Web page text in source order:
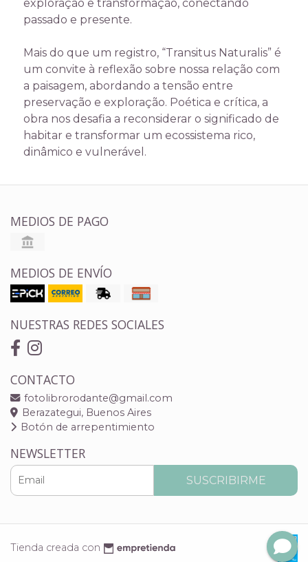
exploração e transformação, conectando
passado e presente.
Mais do que um registro, “Transitus Naturalis” é
um convite à reflexão sobre nossa relação com
a paisagem, abordando a tensão entre
preservação e exploração. Poética e crítica, a
obra nos desafia a reconsiderar o significado de
habitar e transformar um ecossistema rico,
dinâmico e vulnerável.
MEDIOS DE PAGO
MEDIOS DE ENVÍO
NUESTRAS REDES SOCIALES
CONTACTO
fotolibrorodante@gmail.com
Berazategui, Buenos Aires
Botón de arrepentimiento
NEWSLETTER
SUSCRIBIRME
Tienda creada con